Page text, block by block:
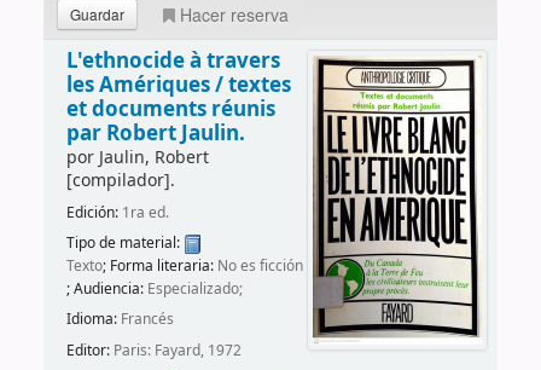
Hacer reserva
L'ethnocide à travers
les Amériques /textes
et documents réunis
par Robert Jaulin.
por Jaulin, Robert
[compilador].
Edición: 1ra ed.
Tipo de material:
Texto; Forma literaria: No es ficción
; Audiencia: Especializado;
Idioma: Francés
Editor: Paris: Fayard, 1972